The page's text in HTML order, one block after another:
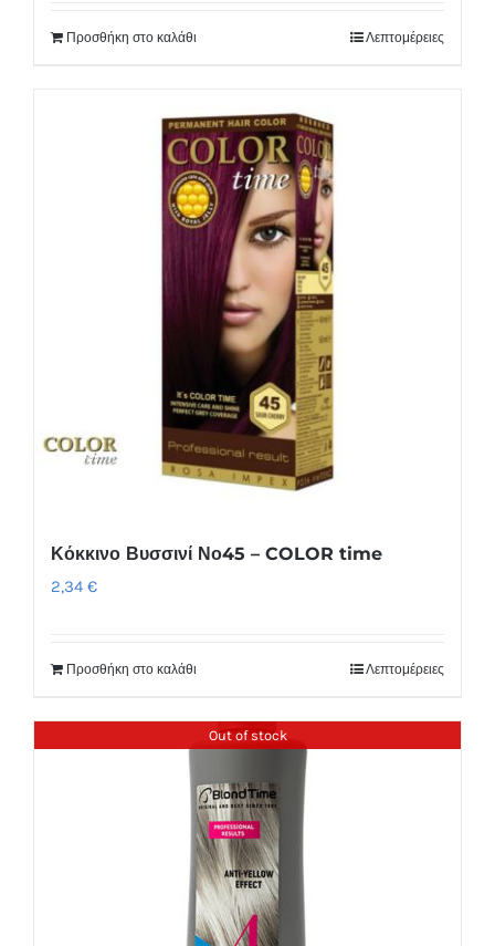
Προσθήκη στο καλάθι Λεπτομέρειες
Κόκκινο Βυσσινί Νο45 – COLOR time
2,34 €
Προσθήκη στο καλάθι Λεπτομέρειες
Out of stock